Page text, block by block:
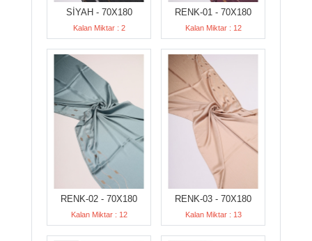
SİYAH - 70X180
Kalan Miktar : 2
RENK-01 - 70X180
Kalan Miktar : 12
RENK-02 - 70X180
Kalan Miktar : 12
RENK-03 - 70X180
Kalan Miktar : 13